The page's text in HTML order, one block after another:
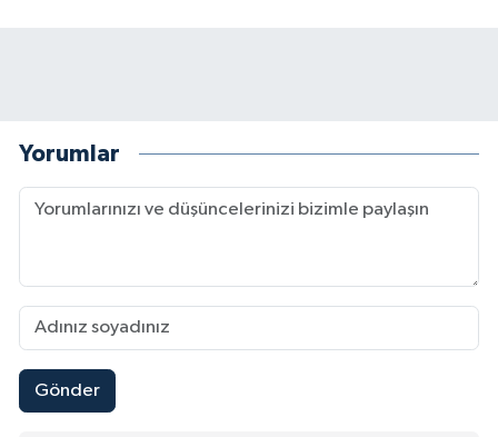
Yorumlar
Gönder